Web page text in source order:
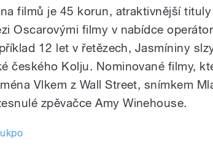
filmů je 45 korun, atraktivnější
Oscarovými filmy v nabídce
12 let v řetězech, Jasmíniny
českého Kolju. Nominované filmy,
Vlkem z Wall Street, snímkem
zpěvačce Amy Winehouse.